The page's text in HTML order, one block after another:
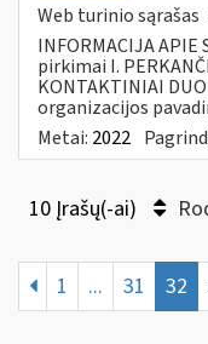
Web turinio sąrašas
INFORMACIJA APIE
pirkimai I.
KONTAKTINIAI
organizacijos
Metai: 2022
10 Įrašų(-ai)
1 ... 31 32